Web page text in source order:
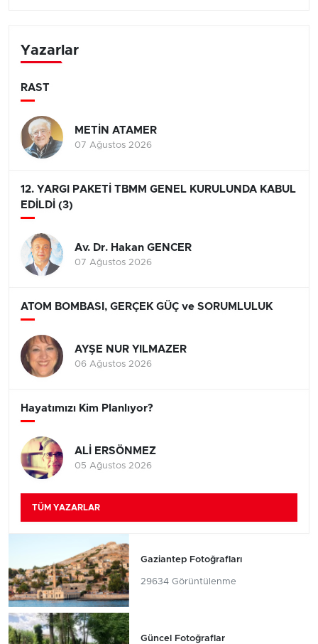
Yazarlar
RAST
METİN ATAMER
07 Ağustos 2026
12. YARGI PAKETİ TBMM GENEL KURULUNDA KABUL
EDİLDİ (3)
Av. Dr. Hakan GENCER
07 Ağustos 2026
ATOM BOMBASI, GERÇEK GÜÇ ve SORUMLULUK
AYŞE NUR YILMAZER
06 Ağustos 2026
Hayatımızı Kim Planlıyor?
ALİ ERSÖNMEZ
05 Ağustos 2026
TÜM YAZARLAR
Gaziantep Fotoğrafları
29634 Görüntülenme
Güncel Fotoğraflar